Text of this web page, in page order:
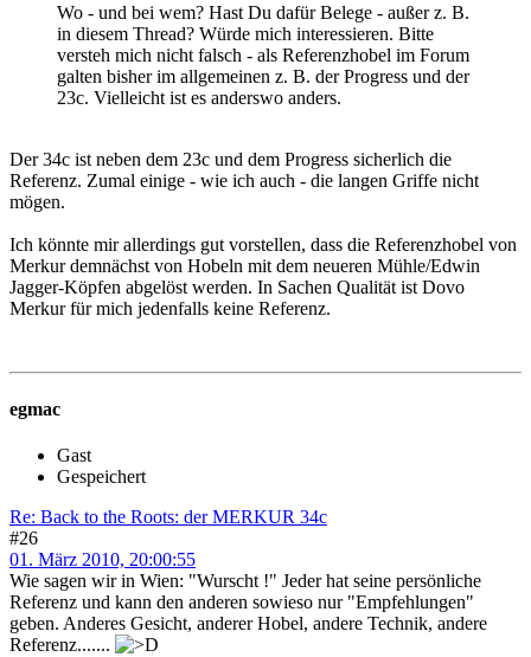
Wo - und bei wem? Hast Du dafür Belege - außer z. B.
in diesem Thread? Würde mich interessieren. Bitte
versteh mich nicht falsch - als Referenzhobel im Forum
galten bisher im allgemeinen z. B. der Progress und der
23c. Vielleicht ist es anderswo anders.
Der 34c ist neben dem 23c und dem Progress sicherlich die
Referenz. Zumal einige - wie ich auch - die langen Griffe nicht
mögen.
Ich könnte mir allerdings gut vorstellen, dass die Referenzhobel von
Merkur demnächst von Hobeln mit dem neueren Mühle/Edwin
Jagger-Köpfen abgelöst werden. In Sachen Qualität ist Dovo
Merkur für mich jedenfalls keine Referenz.
egmac
Gast
Gespeichert
Re: Back to the Roots: der MERKUR 34c
#26
01. März 2010, 20:00:55
Wie sagen wir in Wien: "Wurscht !" Jeder hat seine persönliche
Referenz und kann den anderen sowieso nur "Empfehlungen"
geben. Anderes Gesicht, anderer Hobel, andere Technik, andere
Referenz.......